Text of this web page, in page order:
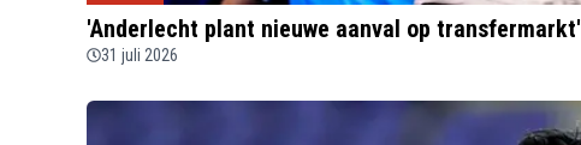
'Anderlecht plant nieuwe aanval op transfermarkt'
31 juli 2026